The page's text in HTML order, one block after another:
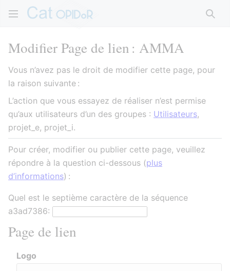
Modifier Page de lien : AMMA
Vous n’avez pas le droit de modifier cette page, pour
la raison suivante :
L’action que vous essayez de réaliser n’est permise
qu’aux utilisateurs d’un des groupes : Utilisateurs,
projet_e, projet_i.
Pour créer, modifier ou publier cette page, veuillez
répondre à la question ci-dessous (plus
d’informations) :
Quel est le septième caractère de la séquence
a3ad7386:
Page de lien
Logo